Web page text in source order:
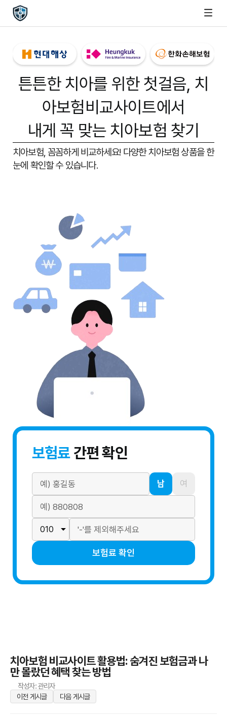
튼튼한 치아를 위한 첫걸음, 치
아보험비교사이트에서
내게 꼭 맞는 치아보험 찾기
치아보험, 꼼꼼하게 비교하세요! 다양한 치아보험 상품을 한
눈에 확인할 수 있습니다.
보험료간편 확인
남 여
보험료 확인
치아보험 비교사이트 활용법: 숨겨진 보험금과 나
만 몰랐던 혜택 찾는 방법
작성자: 관리자
이전 게시글
다음 게시글